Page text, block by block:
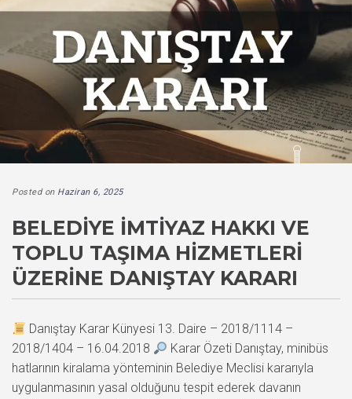
Posted on Haziran 6, 2025
BELEDIYE İMTIYAZ HAKKI VE
TOPLU TAŞIMA HIZMETLERI
ÜZERINE DANIŞTAY KARARI
Danıştay Karar Künyesi 13. Daire – 2018/1114 –
2018/1404 – 16.04.2018
Karar Özeti Danıştay, minibüs
hatlarının kiralama yönteminin Belediye Meclisi kararıyla
uygulanmasının yasal olduğunu tespit ederek davanın